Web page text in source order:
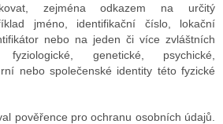
zejména odkazem na určitý
jméno, identifikační číslo, lokační
nebo na jeden či více zvláštních
genetické, psychické,
nebo společenské identity této fyzické
pověřence pro ochranu osobních údajů.